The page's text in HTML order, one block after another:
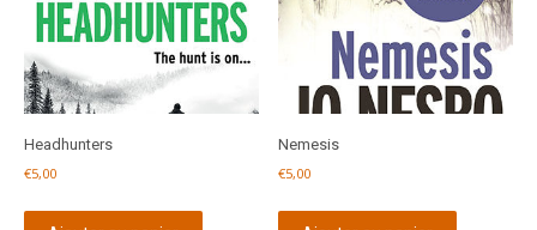
Headhunters
€5,00
Nemesis
€5,00